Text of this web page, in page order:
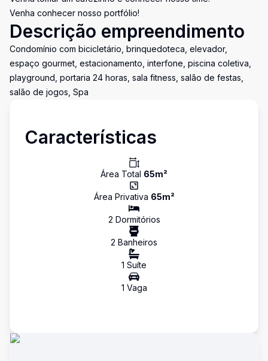
Venha conhecer nosso portfólio!
Descrição empreendimento
Condomínio com bicicletário, brinquedoteca, elevador,
espaço gourmet, estacionamento, interfone, piscina coletiva,
playground, portaria 24 horas, sala fitness, salão de festas,
salão de jogos, Spa
Características
Área Total 65m²
Área Privativa 65m²
2 Dormitórios
2 Banheiros
1 Suíte
1 Vaga